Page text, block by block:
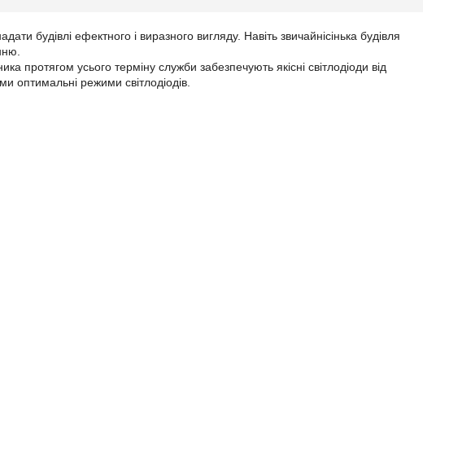
будівлі ефектного і виразного вигляду. Навіть звичайнісінька будівля
протягом усього терміну служби забезпечують якісні світлодіоди від
оптимальні режими світлодіодів.